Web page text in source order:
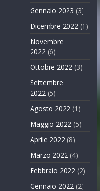
Gennaio 2023 (3)
Dicembre 2022 (1)
Novembre
2022 (6)
Ottobre 2022 (3)
Settembre
2022 (5)
Agosto 2022 (1)
Maggio 2022 (5)
Aprile 2022 (8)
Marzo 2022 (4)
Febbraio 2022 (2)
Gennaio 2022 (2)